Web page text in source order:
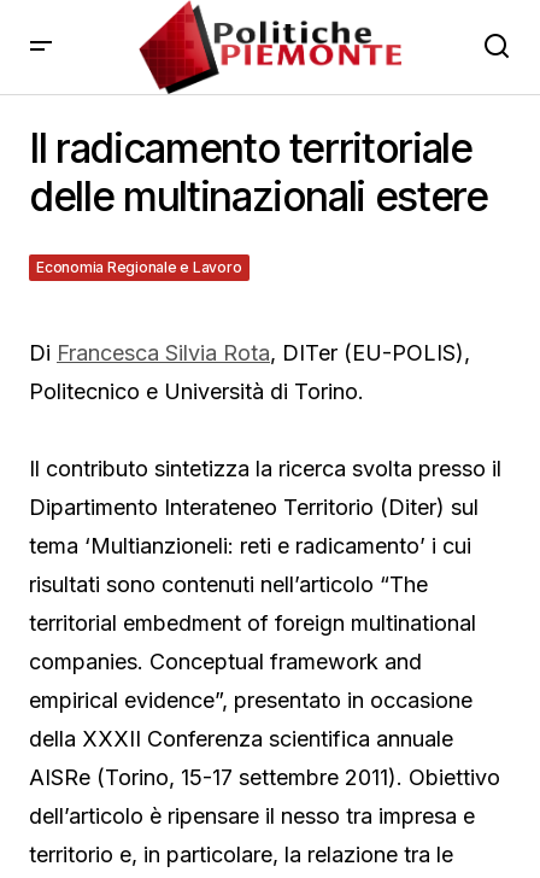
Il radicamento territoriale
delle multinazionali estere
Economia Regionale e Lavoro
25 Ottobre 2011
Di Francesca Silvia Rota, DITer (EU-POLIS),
Politecnico e Università di Torino.
Il contributo sintetizza la ricerca svolta presso il
Dipartimento Interateneo Territorio (Diter) sul
tema ‘Multianzioneli: reti e radicamento’ i cui
risultati sono contenuti nell’articolo “The
territorial embedment of foreign multinational
companies. Conceptual framework and
empirical evidence”, presentato in occasione
della XXXII Conferenza scientifica annuale
AISRe (Torino, 15-17 settembre 2011). Obiettivo
dell’articolo è ripensare il nesso tra impresa e
territorio e, in particolare, la relazione tra le